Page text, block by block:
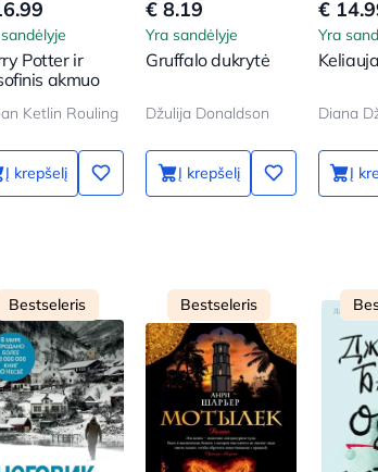
Potter ir
akmuo
Ketlin Rouling
Į krepšelį
€ 8.19
Yra sandėlyje
Gruffalo dukrytė
Džulija Donaldson
Į krepšelį
€
Yra
Diana
Į
Bestseleris Bestseleris